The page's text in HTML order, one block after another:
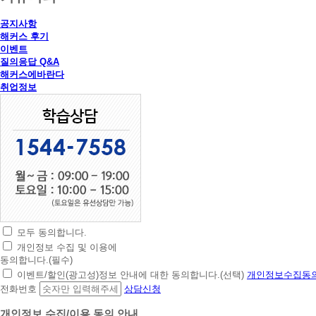
공지사항
해커스 후기
이벤트
질의응답 Q&A
해커스에바란다
취업정보
초
간
편
상
담
모두 동의합니다.
개인정보 수집 및 이용에
동의합니다.(필수)
이벤트/할인(광고성)정보 안내에 대한 동의합니다.(선택) 개인정보수집동
전화번호
상담신청